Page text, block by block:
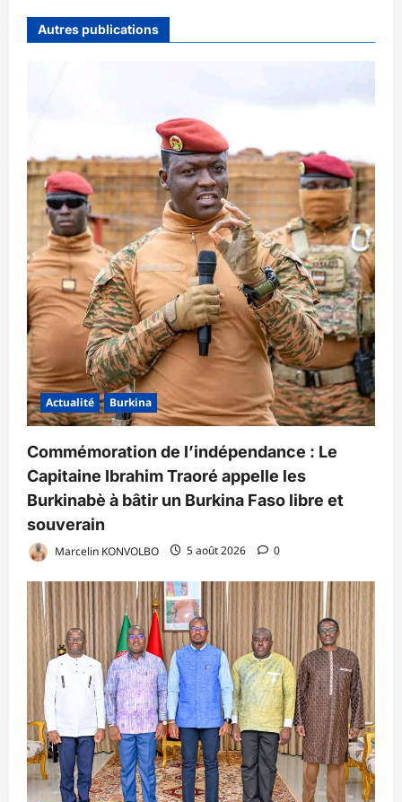
Autres publications
Actualité Burkina
Commémoration de l’indépendance : Le
Capitaine Ibrahim Traoré appelle les
Burkinabè à bâtir un Burkina Faso libre et
souverain
Marcelin KONVOLBO 5 août 2026 0